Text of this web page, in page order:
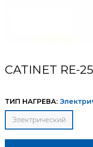
CATINET RE-
ТИП НАГРЕВА:
Электрический